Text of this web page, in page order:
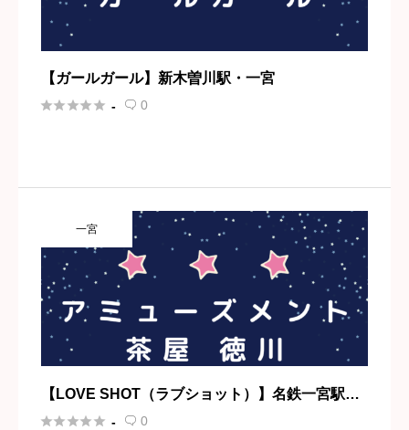
【ガールガール】新木曽川駅・一宮
 -  0
一宮
【LOVE SHOT（ラブショット）】名鉄一宮駅・
 -  0